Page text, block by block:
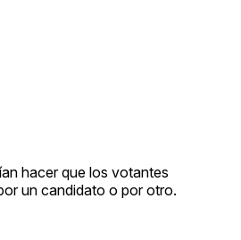
hacer que los votantes
un candidato o por otro.